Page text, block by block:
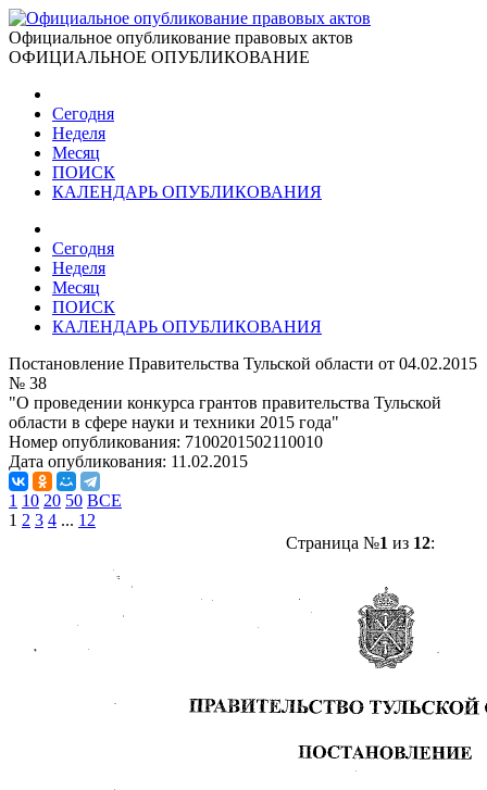
Официальное опубликование правовых актов
ОФИЦИАЛЬНОЕ ОПУБЛИКОВАНИЕ
Сегодня
Неделя
Месяц
ПОИСК
КАЛЕНДАРЬ ОПУБЛИКОВАНИЯ
Сегодня
Неделя
Месяц
ПОИСК
КАЛЕНДАРЬ ОПУБЛИКОВАНИЯ
Постановление Правительства Тульской области от 04.02.2015
№ 38
"О проведении конкурса грантов правительства Тульской
области в сфере науки и техники 2015 года"
Номер опубликования: 7100201502110010
Дата опубликования: 11.02.2015
1 10 20 50 ВСЕ
1 2 3 4 ... 12
Страница №1 из 12: